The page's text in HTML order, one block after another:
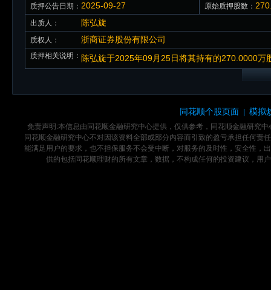
质押公告日期： 2025-09-27 原始质押股数：
出质人： 陈弘旋
质权人： 浙商证券股份有限公司
质押相关说明： 陈弘旋于2025年09月25日将其持有的270.0000万
同花顺个股页面 模拟
免责声明:本信息由同花顺金融研究中心提供，仅供参考，同花顺金融研究
同花顺金融研究中心不对因该资料全部或部分内容而引致的盈亏承担任何
能满足用户的要求，也不担保服务不会受中断，对服务的及时性，安全性，
供的包括同花顺理财的所有文章，数据，不构成任何的投资建议，用